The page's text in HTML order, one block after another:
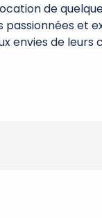
de
passionnées et
envies de leurs